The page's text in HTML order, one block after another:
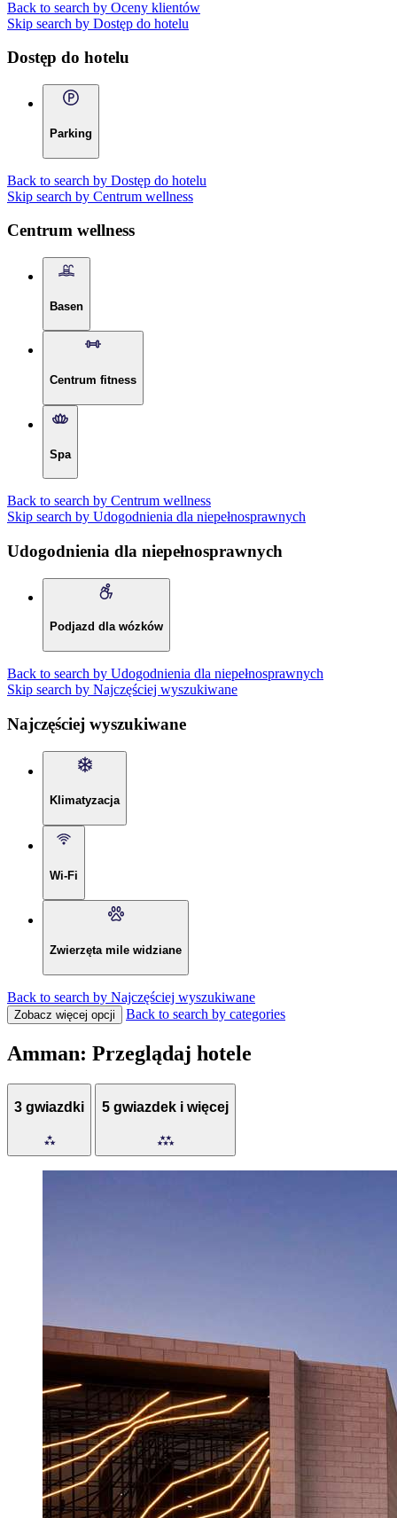
Back to search by Oceny klientów
Skip search by Dostęp do hotelu
Dostęp do hotelu
Parking
Back to search by Dostęp do hotelu
Skip search by Centrum wellness
Centrum wellness
Basen
Centrum fitness
Spa
Back to search by Centrum wellness
Skip search by Udogodnienia dla niepełnosprawnych
Udogodnienia dla niepełnosprawnych
Podjazd dla wózków
Back to search by Udogodnienia dla niepełnosprawnych
Skip search by Najczęściej wyszukiwane
Najczęściej wyszukiwane
Klimatyzacja
Wi-Fi
Zwierzęta mile widziane
Back to search by Najczęściej wyszukiwane
Zobacz więcej opcji Back to search by categories
Amman: Przeglądaj hotele
3 gwiazdki 5 gwiazdek i więcej